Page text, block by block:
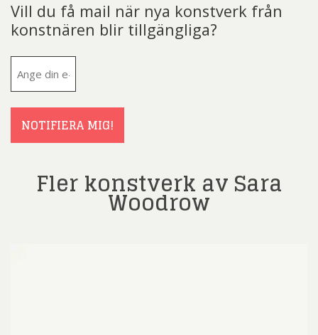
Vill du få mail när nya konstverk från
konstnären blir tillgängliga?
NOTIFIERA MIG!
Fler konstverk av Sara
Woodrow